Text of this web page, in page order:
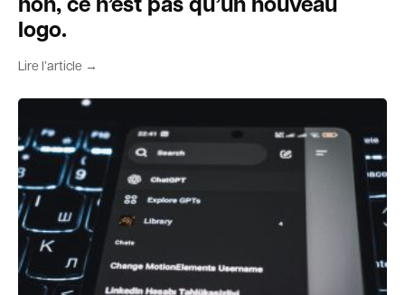
non, ce n’est pas qu’un nouveau
logo.
Lire l’article →